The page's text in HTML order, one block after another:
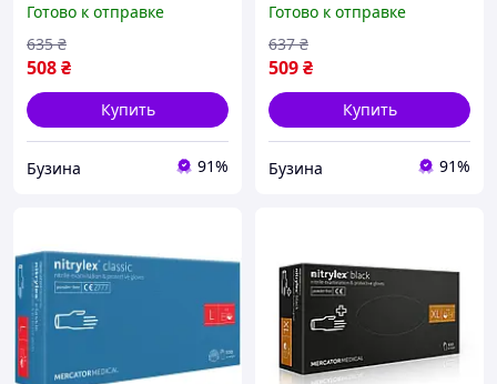
Неопудренные
диагностические Размер
L 100 шт. Черные 3.1019
Готово к отправке
508₴
635 ₴
Купить
Бузина 91%
Неопудренные
диагностические Размер
M 100 шт. Черные 3.1018
Готово к отправке
509₴
637 ₴
Купить
Бузина 91%